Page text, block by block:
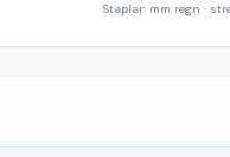
Staplar: mm regn ·